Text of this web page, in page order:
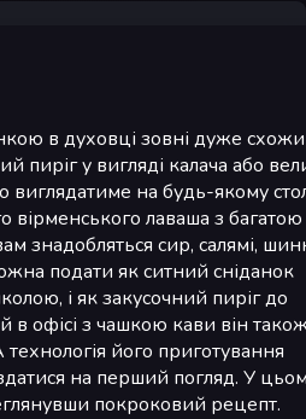
в духовці зовні дуже
пиріг у вигляді калача або
виглядатиме на будь-якому
вірменського лаваша з багатою
знадобляться сир, салямі,
подати як ситний сніданок
і як закусочний пиріг до
в офісі з чашкою кави він
його приготування
на перший погляд. У
покроковий рецепт.